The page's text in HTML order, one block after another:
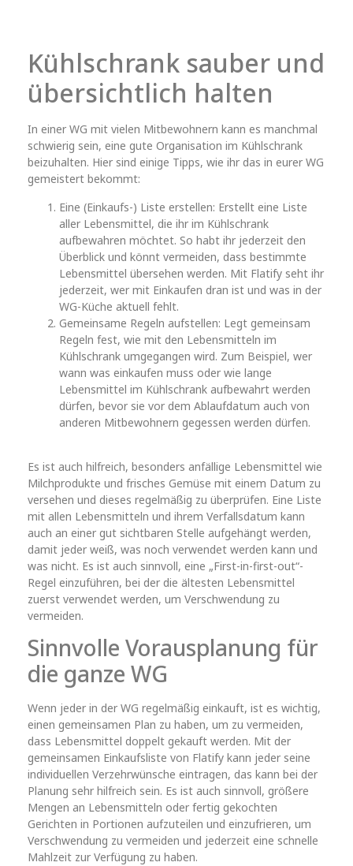
Kühlschrank sauber und
übersichtlich halten
In einer WG mit vielen Mitbewohnern kann es manchmal
schwierig sein, eine gute Organisation im Kühlschrank
beizuhalten. Hier sind einige Tipps, wie ihr das in eurer WG
gemeistert bekommt:
Eine (Einkaufs-) Liste erstellen: Erstellt eine Liste
aller Lebensmittel, die ihr im Kühlschrank
aufbewahren möchtet. So habt ihr jederzeit den
Überblick und könnt vermeiden, dass bestimmte
Lebensmittel übersehen werden. Mit Flatify seht ihr
jederzeit, wer mit Einkaufen dran ist und was in der
WG-Küche aktuell fehlt.
Gemeinsame Regeln aufstellen: Legt gemeinsam
Regeln fest, wie mit den Lebensmitteln im
Kühlschrank umgegangen wird. Zum Beispiel, wer
wann was einkaufen muss oder wie lange
Lebensmittel im Kühlschrank aufbewahrt werden
dürfen, bevor sie vor dem Ablaufdatum auch von
anderen Mitbewohnern gegessen werden dürfen.
Es ist auch hilfreich, besonders anfällige Lebensmittel wie
Milchprodukte und frisches Gemüse mit einem Datum zu
versehen und dieses regelmäßig zu überprüfen. Eine Liste
mit allen Lebensmitteln und ihrem Verfallsdatum kann
auch an einer gut sichtbaren Stelle aufgehängt werden,
damit jeder weiß, was noch verwendet werden kann und
was nicht. Es ist auch sinnvoll, eine „First-in-first-out“-
Regel einzuführen, bei der die ältesten Lebensmittel
zuerst verwendet werden, um Verschwendung zu
vermeiden.
Sinnvolle Vorausplanung für
die ganze WG
Wenn jeder in der WG regelmäßig einkauft, ist es wichtig,
einen gemeinsamen Plan zu haben, um zu vermeiden,
dass Lebensmittel doppelt gekauft werden. Mit der
gemeinsamen Einkaufsliste von Flatify kann jeder seine
individuellen Verzehrwünsche eintragen, das kann bei der
Planung sehr hilfreich sein. Es ist auch sinnvoll, größere
Mengen an Lebensmitteln oder fertig gekochten
Gerichten in Portionen aufzuteilen und einzufrieren, um
Verschwendung zu vermeiden und jederzeit eine schnelle
Mahlzeit zur Verfügung zu haben.